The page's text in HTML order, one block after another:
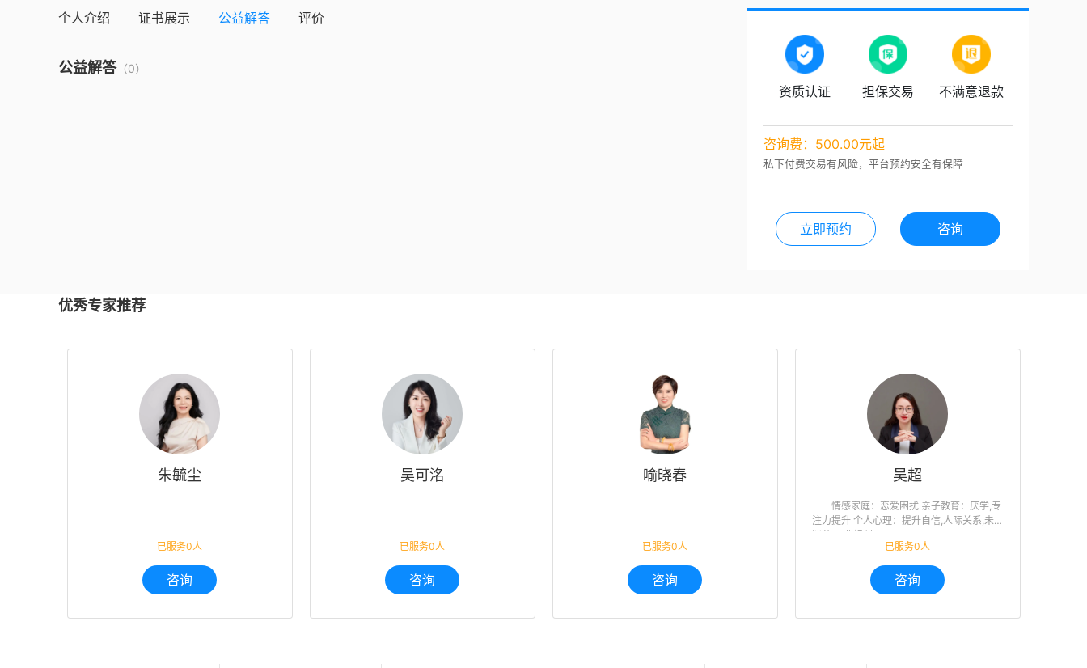
个人介绍 证书展示 公益解答 评价
公益解答（0）
资质认证 担保交易 不满意退款
咨询费：500.00元起
私下付费交易有风险，平台预约安全有保障
立即预约 咨询
优秀专家推荐
朱毓尘
已服务0人
咨询
吴可洺
已服务0人
咨询
喻晓春
已服务0人
咨询
吴超
情感家庭：恋爱困扰 亲子教育：厌学,专
注力提升 个人心理：提升自信,人际关系,未来
迷茫,职业规划
已服务0人
咨询